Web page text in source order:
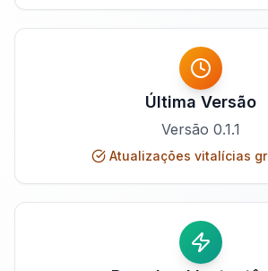
Última Versão
Versão 0.1.1
Atualizações vitalícias